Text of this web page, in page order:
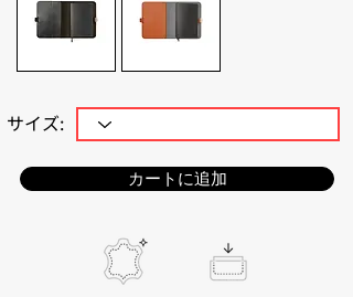
​サイズ:
カートに追加